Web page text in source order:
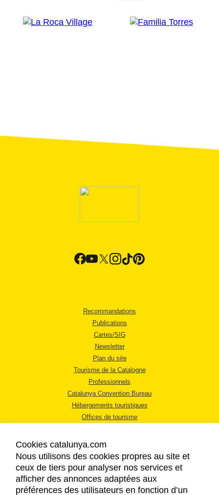
Recommandations
Publications
Cartes/SIG
Newsletter
Plan du site
Tourisme de la Catalogne
Professionnels
Catalunya Convention Bureau
Hébergements touristiques
Offices de tourisme
MENTIONS LÉGALES
Cookies catalunya.com
Nous utilisons des cookies propres au site et
ceux de tiers pour analyser nos services et
afficher des annonces adaptées aux
préférences des utilisateurs en fonction d’un